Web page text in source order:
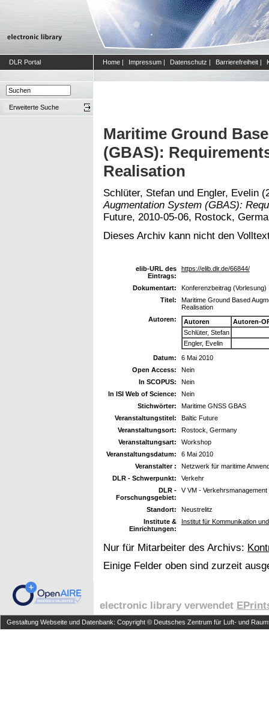
DLR Portal Home | Impressum | Datenschutz | Barrierefreiheit |
Erweiterte Suche
Maritime Ground
(GBAS):
Realisation
Schlüter, Stefan und Engler, Evelin
Augmentation System (GBAS):
Future, 2010-05-06, Rostock,
Dieses Archiv kann nicht den
elib-URL des
Eintrags:
https://elib.dlr.de/66844/
Dokumentart:
Konferenzbeitrag (Vorlesung)
Titel:
Maritime Ground Based
Realisation
Autoren:
Autoren
Autoren-
Schlüter, Stefan
Engler, Evelin
Datum:
6 Mai 2010
Open Access:
Nein
In SCOPUS:
Nein
In ISI Web of Science:
Nein
Stichwörter:
Maritime GNSS GBAS
Veranstaltungstitel:
Baltic Future
Veranstaltungsort:
Rostock, Germany
Veranstaltungsart:
Workshop
Veranstaltungsdatum:
6 Mai 2010
Veranstalter :
Netzwerk für maritime
DLR - Schwerpunkt:
Verkehr
DLR -
Forschungsgebiet:
V VM - Verkehrsmanagement
Standort:
Neustrelitz
Institute &
Einrichtungen:
Institut für Kommunikation
Nur für Mitarbeiter des Archivs:
Einige Felder oben sind zurzeit
electronic library verwendet
Gestaltung Webseite und Datenbank: Copyright © Deutsches Zentrum für Luft- und